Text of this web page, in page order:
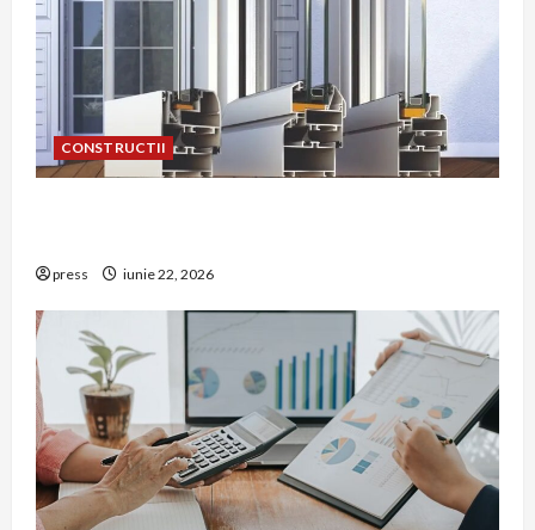
CONSTRUCTII
press iunie 22, 2026